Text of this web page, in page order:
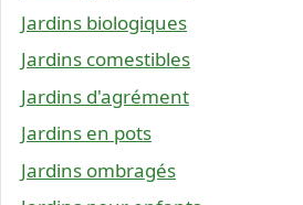
Jardins biologiques
Jardins comestibles
Jardins d'agrément
Jardins en pots
Jardins ombragés